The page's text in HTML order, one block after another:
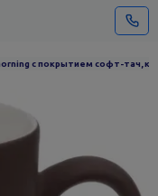
с покрытием софт-тач,